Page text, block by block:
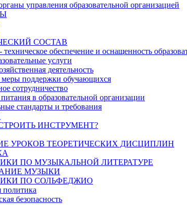
управления образовательной организацией
СОСТАВ
обеспечение и оснащенность
услуги
деятельность
поддержки обучающихся
сотрудничество
в образовательной организации
стандарты и требования
ИНСТРУМЕНТ?
УРОКОВ ТЕОРЕТИЧЕСКИХ ДИСЦИПЛИН
ПО МУЗЫКАЛЬНОЙ ЛИТЕРАТУРЕ
МУЗЫКИ
ПО СОЛЬФЕДЖИО
политика
безопасность